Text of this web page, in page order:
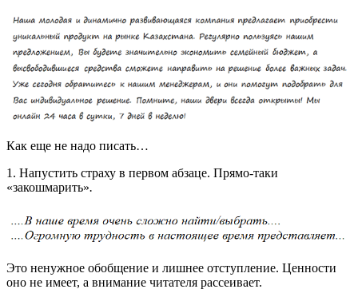
Как еще не надо писать…
1. Напустить страху в первом абзаце. Прямо-таки
«закошмарить».
Это ненужное обобщение и лишнее отступление. Ценности
оно не имеет, а внимание читателя рассеивает.